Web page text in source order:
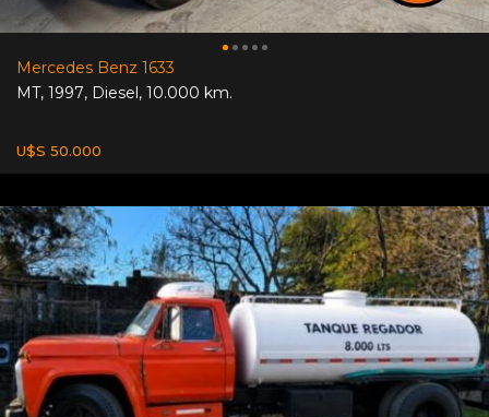
Mercedes Benz 1633
MT, 1997, Diesel, 10.000 km.
U$S 50.000